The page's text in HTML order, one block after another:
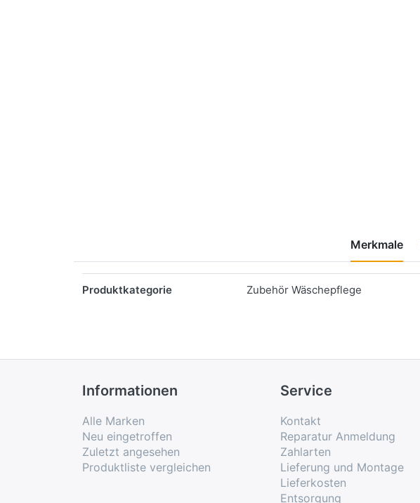
Merkmale
Produktkategorie Zubehör Wäschepflege
Informationen
Alle Marken
Neu eingetroffen
Zuletzt angesehen
Produktliste vergleichen
Service
Kontakt
Reparatur Anmeldung
Zahlarten
Lieferung und Montage
Lieferkosten
Entsorgung